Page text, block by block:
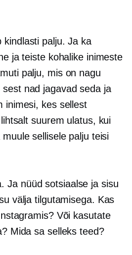
kindlasti palju. Ja ka
ja teiste kohalike inimeste
palju, mis on nagu
nad jagavad seda ja
inimesi, kes sellest
suurem ulatus, kui
sellisele palju teisi
Ja nüüd sotsiaalse ja sisu
välja tilgutamisega. Kas
Või kasutate
Mida sa selleks teed?